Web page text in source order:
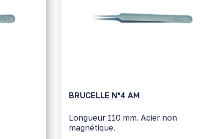
BRUCELLE N°4 AM
Longueur 110 mm. Acier non
magnétique.